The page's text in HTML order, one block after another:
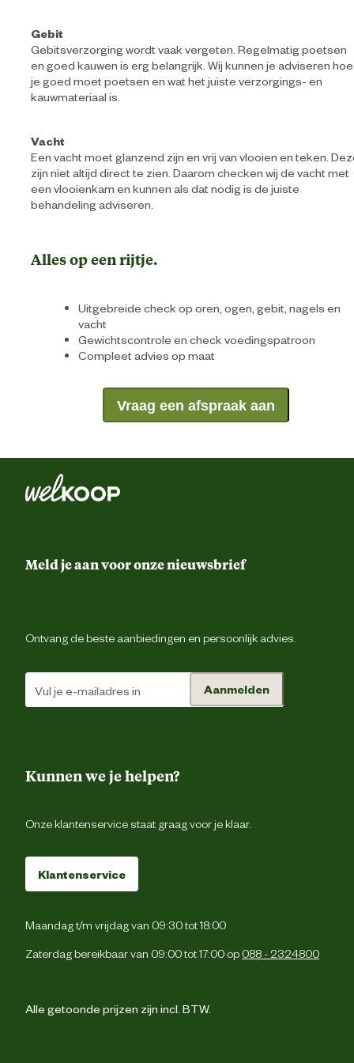
Gebit
Gebitsverzorging wordt vaak vergeten. Regelmatig poetsen
en goed kauwen is erg belangrijk. Wij kunnen je adviseren hoe
je goed moet poetsen en wat het juiste verzorgings- en
kauwmateriaal is.
Vacht
Een vacht moet glanzend zijn en vrij van vlooien en teken.
zijn niet altijd direct te zien. Daarom checken wij de vacht met
een vlooienkam en kunnen als dat nodig is de juiste
behandeling adviseren.
Alles op een rijtje.
Uitgebreide check op oren, ogen, gebit, nagels en
vacht
Gewichtscontrole en check voedingspatroon
Compleet advies op maat
Vraag een afspraak aan
Meld je aan voor onze nieuwsbrief
Ontvang de beste aanbiedingen en persoonlijk advies.
Aanmelden
Kunnen we je helpen?
Onze klantenservice staat graag voor je klaar.
Klantenservice
Maandag t/m vrijdag van 09:30 tot 18:00
Zaterdag bereikbaar van 09:00 tot 17:00 op 088 - 2324800
Alle getoonde prijzen zijn incl. BTW.